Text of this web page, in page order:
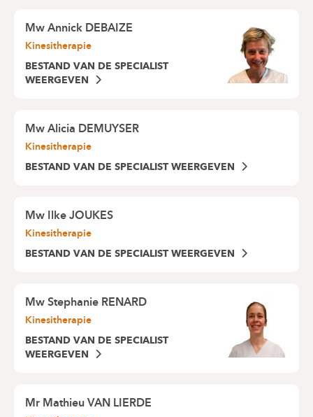
MwAnnick DEBAIZE
Kinesitherapie
BESTAND VAN DE SPECIALIST
WEERGEVEN
MwAlicia DEMUYSER
Kinesitherapie
BESTAND VAN DE SPECIALIST WEERGEVEN
MwIlke JOUKES
Kinesitherapie
BESTAND VAN DE SPECIALIST WEERGEVEN
MwStephanie RENARD
Kinesitherapie
BESTAND VAN DE SPECIALIST
WEERGEVEN
MrMathieu VAN LIERDE